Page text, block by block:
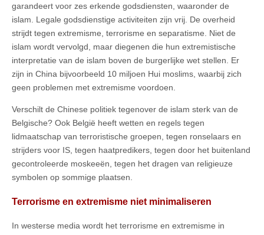
garandeert voor zes erkende godsdiensten, waaronder de
islam. Legale godsdienstige activiteiten zijn vrij. De overheid
strijdt tegen extremisme, terrorisme en separatisme. Niet de
islam wordt vervolgd, maar diegenen die hun extremistische
interpretatie van de islam boven de burgerlijke wet stellen. Er
zijn in China bijvoorbeeld 10 miljoen Hui moslims, waarbij zich
geen problemen met extremisme voordoen.
Verschilt de Chinese politiek tegenover de islam sterk van de
Belgische? Ook België heeft wetten en regels tegen
lidmaatschap van terroristische groepen, tegen ronselaars en
strijders voor IS, tegen haatpredikers, tegen door het buitenland
gecontroleerde moskeeën, tegen het dragen van religieuze
symbolen op sommige plaatsen.
Terrorisme en extremisme niet minimaliseren
In westerse media wordt het terrorisme en extremisme in